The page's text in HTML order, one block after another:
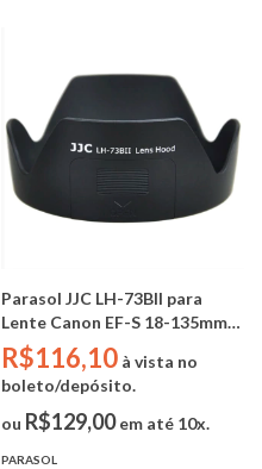
Parasol JJC LH-73BII para
Lente Canon EF-S 18-135mm
f/3.5-5.6 IS STM (Substitui
Canon EW-73BII)
R$116,10 à vista no
boleto/depósito.
ou R$129,00em até 10x.
PARASOL